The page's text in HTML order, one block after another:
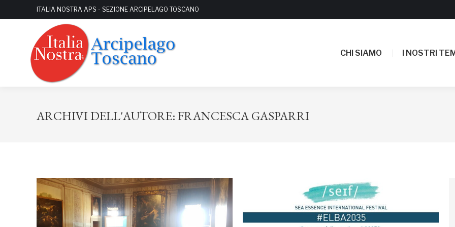
ITALIA NOSTRA APS - SEZIONE ARCIPELAGO TOSCANO
CHI SIAMO I NOSTRI
ARCHIVI DELL'AUTORE:FRANCESCA GASPARRI